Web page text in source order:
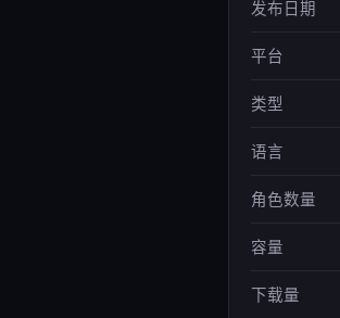
发布日期
平台
类型
语言
角色数量
容量
下载量